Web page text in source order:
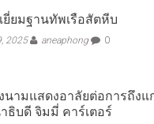
ยี่ยมฐานทัพเรือสัตหีบ
2025 aneaphong 0
นามแสดงอาลัยต่อการถึง
ธิบดี จิมมี่ คาร์เตอร์